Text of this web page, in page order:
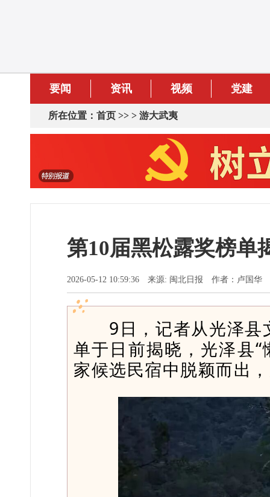
要闻 资讯 视频 党建
所在位置： 首页 >> > 游大武夷
第10届黑松露奖榜单
2026-05-12 10:59:36 来源: 闽北日报 作者：卢国华
9日，记者从光泽县
单于日前揭晓，光泽县
家候选民宿中脱颖而出